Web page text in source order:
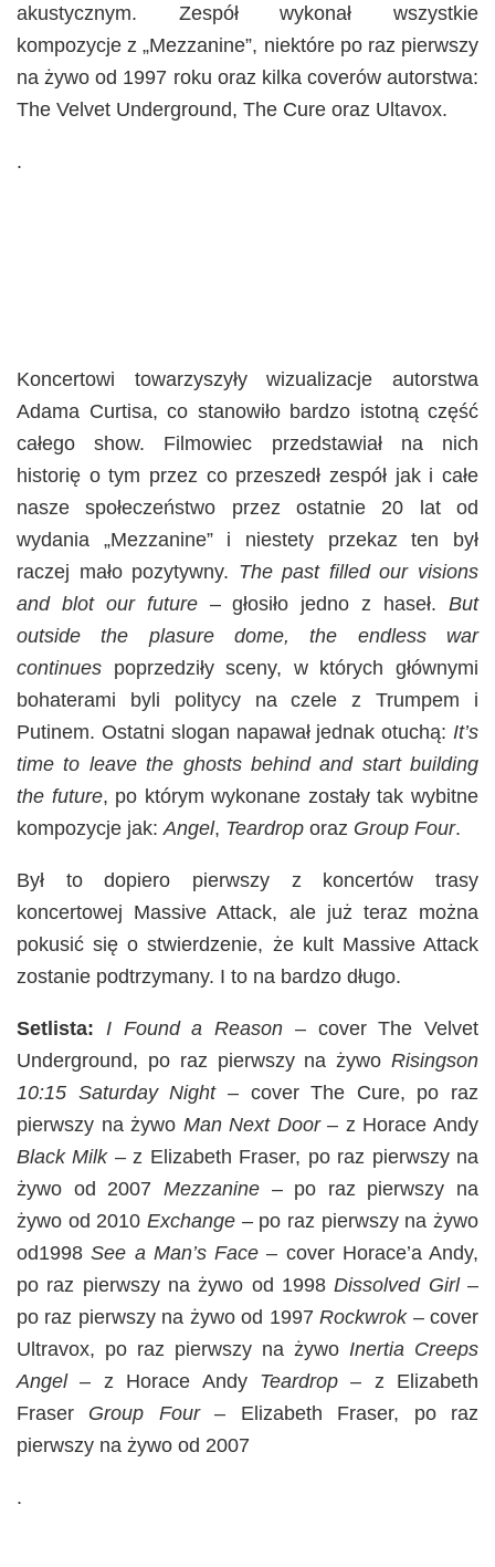
akustycznym. Zespół wykonał wszystkie
kompozycje z „Mezzanine”, niektóre po raz pierwszy
na żywo od 1997 roku oraz kilka coverów autorstwa:
The Velvet Underground, The Cure oraz Ultavox.
.
Koncertowi towarzyszyły wizualizacje autorstwa
Adama Curtisa, co stanowiło bardzo istotną część
całego show. Filmowiec przedstawiał na nich
historię o tym przez co przeszedł zespół jak i całe
nasze społeczeństwo przez ostatnie 20 lat od
wydania „Mezzanine” i niestety przekaz ten był
raczej mało pozytywny. The past filled our visions
and blot our future– głosiło jedno z haseł.But
outside the plasure dome, the endless war
continues poprzedziły sceny, w których głównymi
bohaterami byli politycy na czele z Trumpem i
Putinem. Ostatni slogan napawał jednak otuchą: It’s
time to leave the ghosts behind and start building
the future, po którym wykonane zostały tak wybitne
kompozycje jak: Angel, Teardrop oraz Group Four.
Był to dopiero pierwszy z koncertów trasy
koncertowej Massive Attack, ale już teraz można
pokusić się o stwierdzenie, że kult Massive Attack
zostanie podtrzymany. I to na bardzo długo.
Setlista: I Found a Reason – cover The Velvet
Underground, po raz pierwszy na żywo Risingson
10:15 Saturday Night– cover The Cure, po raz
pierwszy na żywo Man Next Door– z Horace Andy
Black Milk– z Elizabeth Fraser, po raz pierwszy na
żywo od 2007 Mezzanine– po raz pierwszy na
żywo od 2010 Exchange – po raz pierwszy na żywo
od1998See a Man’s Face – cover Horace’a Andy,
po raz pierwszy na żywo od 1998Dissolved Girl–
po raz pierwszy na żywo od 1997Rockwrok– cover
Ultravox, po raz pierwszy na żywo Inertia Creeps
Angel– z Horace Andy Teardrop– z Elizabeth
Fraser Group Four– Elizabeth Fraser, po raz
pierwszy na żywo od 2007
.